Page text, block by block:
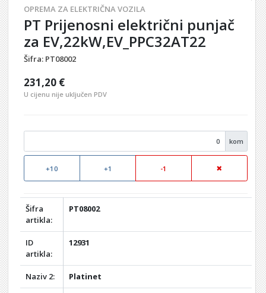
OPREMA ZA ELEKTRIČNA VOZILA
PT Prijenosni električni punjač
za EV,22kW,EV_PPC32AT22
Šifra: PT08002
231,20 €
U cijenu nije uključen PDV
kom
+10 +1 -1
Šifra
artikla:
PT08002
ID
artikla:
12931
Naziv 2: Platinet